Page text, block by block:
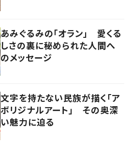
あみぐるみの「オラン」 愛くる
しさの裏に秘められた人間へ
のメッセージ
文字を持たない民族が描く「ア
ボリジナルアート」 その奥深
い魅力に迫る